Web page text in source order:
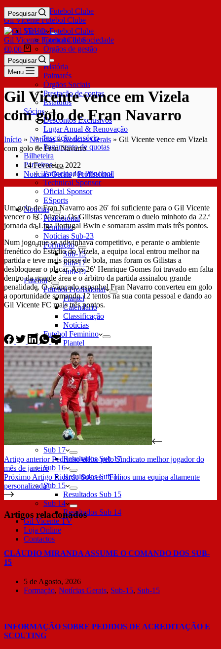
Gil Vicente Futebol Clube
Pesquisar
SDUQ
Contrato de Sociedade
Órgãos de gestão
Clube
História
Palmarés
Órgãos Sociais
Prestação de contas
Estatutos
Sócios
Descontos Exclusivos
Lugar Anual & Renovação
Inscrição de sócio
Pagamento de quotas
Bilheteira
Parceiros
Patrocinador Principal
Technical Sponsor
Oficial Sponsor
ESports
Notícias
Profissional
Feminino
Notícias Sub-23
Formação
Sub-15
Sub-17
Sub-19
Futebol
Futebol Profissional
Plantel
Calendário
Classificação
Notícias
Futebol Feminino
Plantel
Calendário
Classificação
Notícias Futebol Feminino
Futebol Sub 23
Plantel
Calendário Sub 23
Classificação Sub 23
Notícias Futebol Sub 23
Formação
Sub 19
Resultados Sub 19
Sub 17
Resultados Sub 17
Sub 16
Resultados Sub 16
Sub 15
Resultados Sub 15
Sub 14
Resultados Sub 14
Gil Vicente TV
Loja Online
Contactos
Gil Vicente Futebol Clube
€0,00
Pesquisar
Menu
Gil Vicente vence em Vizela
com golo de Fran Navarro
Início » Notícias»Notícias Gerais » Gil Vicente vence em Vizela
com golo de Fran Navarro
14 Fevereiro 2022
Notícias Gerais/Profissional
Um golo de Fran Navarro aos 26′ foi suficiente para o Gil Vicente
vencer o FC Vizela. Os Gilistas venceram o duelo minhoto da 22.ª
jornada da Liga Portugal Bwin e somaram assim mais três pontos.
Num jogo que se adivinhava competitivo, e perante o ambiente
frenético do Estádio do Vizela, a equipa local entrou melhor na
partida e teve mais posse de bola, mas foram os Gilistas a
desbloquear o placar. Aos 26′ Henrique Gomes foi travado em falta
dentro da grande área e o árbitro da partida assinalou grande
penalidade. O avançado espanhol Fran Navarro converteu em golo
a oportunidade somando 12 tentos na sua conta pessoal e dando ao
Gil Vicente FC mais três pontos.
Artigo anteriorPedrinho eleito pelo Sindicato melhor jogador do
mês de janeiro
Próximo Artigo Ricardo Soares: “Fomos uma equipa altamente
personalizada”
Artigos relacionados
CLÁUDIO MIRANDA ASSUME O COMANDO DOS SUB-
15
5 de Agosto, 2026
Formação, Notícias Gerais, Sub-15, Sub-15
INFORMAÇÃO SOBRE PEDIDOS DE ACREDITAÇÃO E
SCOUTING